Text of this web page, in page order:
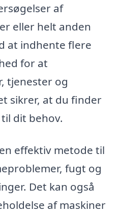
af
eller helt anden
at indhente flere
for at
tjenester og
sikrer, at du finder
dit behov.
effektiv metode til
fugt og
Det kan også
af maskiner